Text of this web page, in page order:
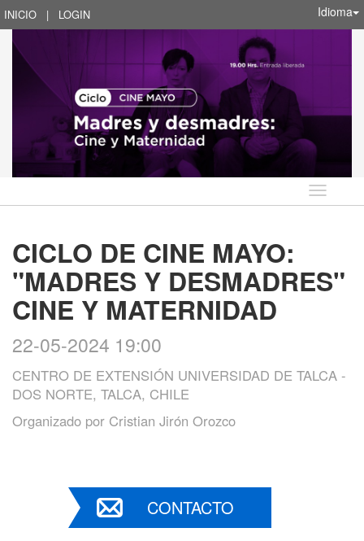
INICIO | LOGIN Idioma
Idioma
CICLO DE CINE MAYO:
"MADRES Y DESMADRES"
CINE Y MATERNIDAD
22-05-2024 19:00
CENTRO DE EXTENSIÓN UNIVERSIDAD DE TALCA -
DOS NORTE, TALCA, CHILE
Organizado por Cristian Jirón Orozco
CONTACTO